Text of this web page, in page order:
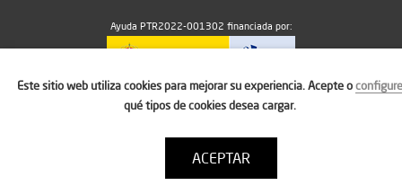
Ayuda PTR2022-001302 financiada por:
MICIU/AEI/10.13039/501100011033
Política de cookies
Condiciones de uso
Este sitio web utiliza cookies para mejorar su experiencia. Acepte oconfigure
qué tipos de cookies desea cargar.
ACEPTAR